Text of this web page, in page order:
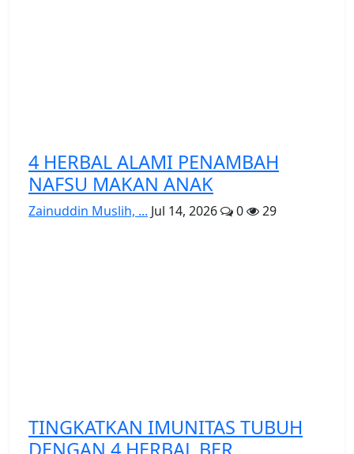
4 HERBAL ALAMI PENAMBAH
NAFSU MAKAN ANAK
Zainuddin Muslih, ... Jul 14, 2026 0 29
TINGKATKAN IMUNITAS TUBUH